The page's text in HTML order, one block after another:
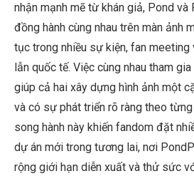
nhận mạnh mẽ từ khán giả, Pond và
đồng hành cùng nhau trên màn ảnh
tục trong nhiều sự kiện, fan
lẫn quốc tế. Việc cùng nhau tham
giúp cả hai xây dựng hình ảnh một
và có sự phát triển rõ ràng theo
song hành này khiến fandom đặt
dự án mới trong tương lai, nơi
rộng giới hạn diễn xuất và thử sức